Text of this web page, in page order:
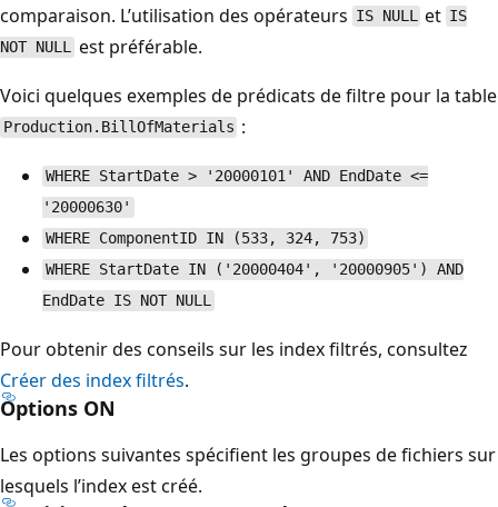
comparaison. L’utilisation des opérateurs IS NULL et IS
NOT NULL est préférable.
Voici quelques exemples de prédicats de filtre pour la table
Production.BillOfMaterials :
WHERE StartDate > '20000101' AND EndDate <=
'20000630'
WHERE ComponentID IN (533, 324, 753)
WHERE StartDate IN ('20000404', '20000905') AND
EndDate IS NOT NULL
Pour obtenir des conseils sur les index filtrés, consultez
Créer des index filtrés.
Options ON
Les options suivantes spécifient les groupes de fichiers sur
lesquels l’index est créé.